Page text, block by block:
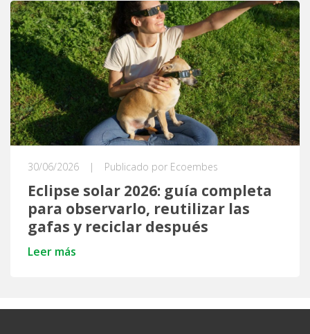
30/06/2026 | Publicado por Ecoembes
Eclipse solar 2026: guía completa
para observarlo, reutilizar las
gafas y reciclar después
Leer más